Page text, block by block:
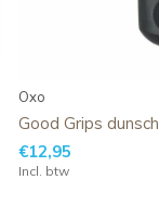
Oxo
Good Grips
€12,95
Incl. btw